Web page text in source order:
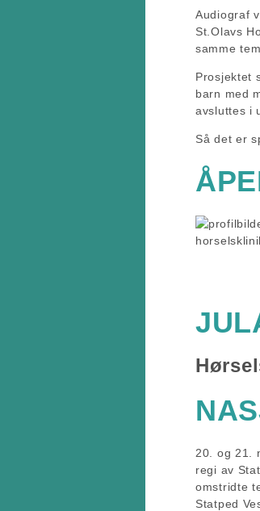
Audiograf
St.Olavs
samme
Prosjektet
barn med
avsluttes i
Så det er
20. og 21.
regi av
omstridte
Statped